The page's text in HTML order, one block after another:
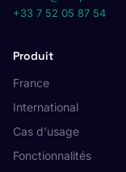
+33 7 52 05 87 54
Produit
France
International
Cas d'usage
Fonctionnalités